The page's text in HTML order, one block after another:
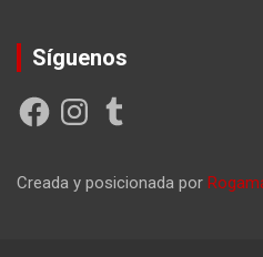
Síguenos
FacebookInstagramTumblr
Creada y posicionada por